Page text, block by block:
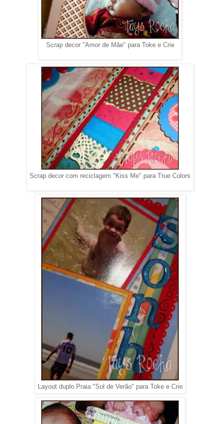
Scrap decor "Amor de Mãe" para Toke e Crie
Scrap decor com reciclagem "Kiss Me" para True Colors
Layout duplo Praia "Sol de Verão" para Toke e Crie